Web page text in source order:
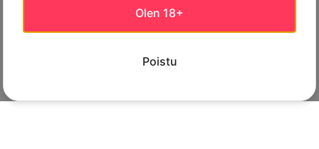
Olen 18+
Poistu